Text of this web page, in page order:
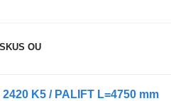
OU
K5 / PALIFT L=4750 mm